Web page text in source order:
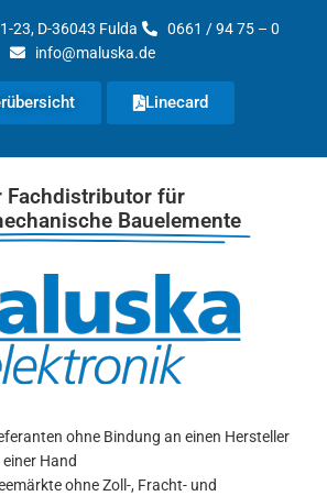
23, D-36043 Fulda
0661 / 94 75 – 0
info@maluska.de
Linecard
Fachdistributor für
Bauelemente
ohne Bindung an einen Hersteller
Hand
ohne Zoll-, Fracht- und